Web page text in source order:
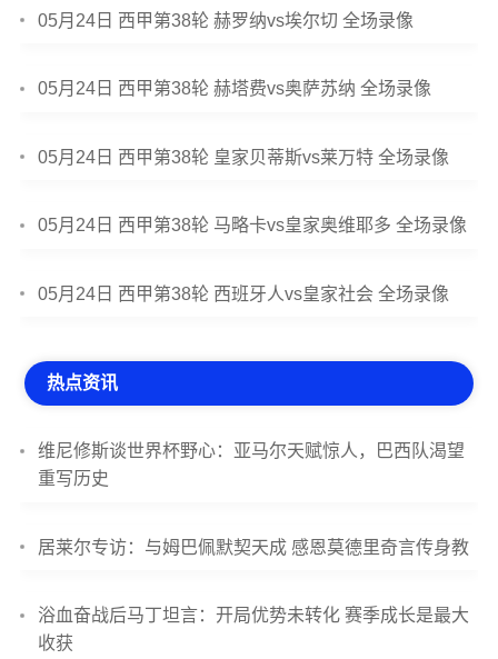
05月24日 西甲第38轮 赫罗纳vs埃尔切 全场录像
05月24日 西甲第38轮 赫塔费vs奥萨苏纳 全场录像
05月24日 西甲第38轮 皇家贝蒂斯vs莱万特 全场录像
05月24日 西甲第38轮 马略卡vs皇家奥维耶多 全场录像
05月24日 西甲第38轮 西班牙人vs皇家社会 全场录像
热点资讯
维尼修斯谈世界杯野心：亚马尔天赋惊人，巴西队渴望
重写历史
居莱尔专访：与姆巴佩默契天成 感恩莫德里奇言传身教
浴血奋战后马丁坦言：开局优势未转化 赛季成长是最大
收获